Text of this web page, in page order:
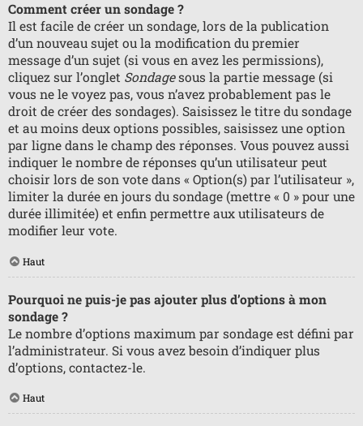
Comment créer un sondage ?
Il est facile de créer un sondage, lors de la publication
d’un nouveau sujet ou la modification du premier
message d’un sujet (si vous en avez les permissions),
cliquez sur l’onglet Sondagesous la partie message (si
vous ne le voyez pas, vous n’avez probablement pas le
droit de créer des sondages). Saisissez le titre du sondage
et au moins deux options possibles, saisissez une option
par ligne dans le champ des réponses. Vous pouvez aussi
indiquer le nombre de réponses qu’un utilisateur peut
choisir lors de son vote dans « Option(s) par l’utilisateur »,
limiter la durée en jours du sondage (mettre « 0 » pour une
durée illimitée) et enfin permettre aux utilisateurs de
modifier leur vote.
Haut
Pourquoi ne puis-je pas ajouter plus d’options à mon
sondage ?
Le nombre d’options maximum par sondage est défini par
l’administrateur. Si vous avez besoin d’indiquer plus
d’options, contactez-le.
Haut